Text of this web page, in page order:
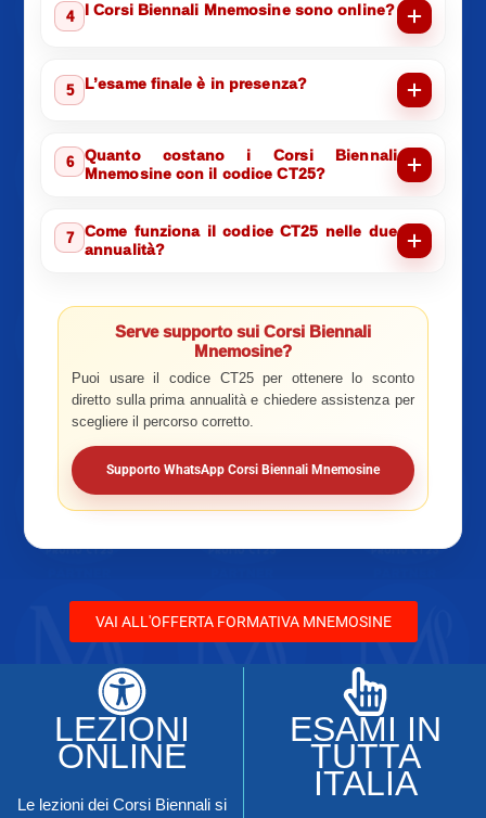
4 I Corsi Biennali Mnemosine sono online?
5 L’esame finale è in presenza?
6
Quanto costano i Corsi Biennali
Mnemosine con il codice CT25?
7
Come funziona il codice CT25 nelle due
annualità?
Serve supporto sui Corsi Biennali
Mnemosine?
Puoi usare il codice CT25 per ottenere lo sconto
diretto sulla prima annualità e chiedere assistenza per
scegliere il percorso corretto.
Supporto WhatsApp Corsi Biennali Mnemosine
VAI ALL'OFFERTA FORMATIVA MNEMOSINE
LEZIONI
ONLINE
Le lezioni dei Corsi Biennali si
ESAMI IN
TUTTA
ITALIA